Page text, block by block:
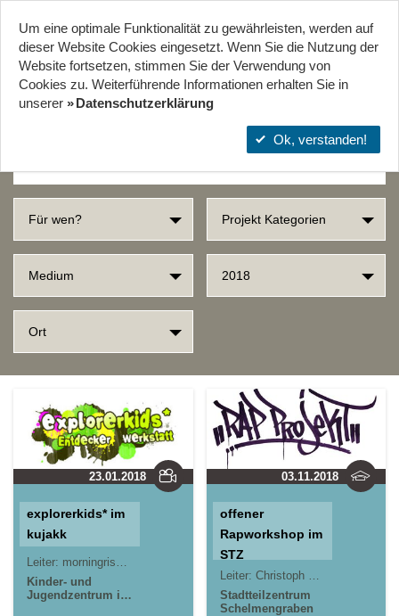
Start Projekte Orte
SUCHERGEBNISSE
Für wen? Projekt Kategorien
Medium 2018
Ort
23.01.2018
explorerkids* im
kujakk
Leiter: morningrise* . jOrn
Jörn Lauterbach
Kinder- und
Jugendzentrum in
03.11.2018
offener
Rapworkshop im
STZ
Schelmengraben
No.7
Leiter: Christoph Ternes (STZ Schelmengraben)/ Falk und Lilli (Levis Music School/ Klangkeller Kassel e.V.)
Stadtteilzentrum
Schelmengraben
Um eine optimale Funktionalität zu gewährleisten, werden auf
dieser Website Cookies eingesetzt. Wenn Sie die Nutzung der
Website fort­setzen, stimmen Sie der Verwendung von
Cookies zu. Weiterführende Informationen erhalten Sie in
unserer
Datenschutzerklärung
Ok, verstanden!